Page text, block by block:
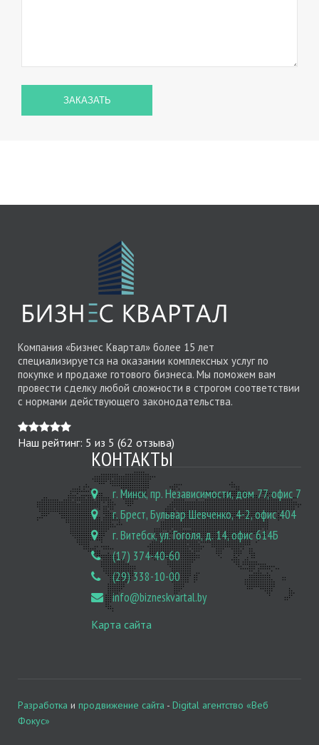
Компания «Бизнес Квартал» более 15 лет
специализируется на оказании комплексных услуг по
покупке и продаже готового бизнеса. Мы поможем вам
провести сделку любой сложности в строгом соответствии
с нормами действующего законодательства.
Наш рейтинг: 5 из 5 (62 отзыва)
КОНТАКТЫ
г. Минск, пр. Независимости, дом 77, офис 7
г. Брест, Бульвар Шевченко, 4-2, офис 404
г. Витебск, ул. Гоголя, д. 14, офис 614Б
(17) 374-40-60
(29) 338-10-00
info@bizneskvartal.by
Карта сайта
Разработка и продвижение сайта - Digital агентство «Веб
Фокус»